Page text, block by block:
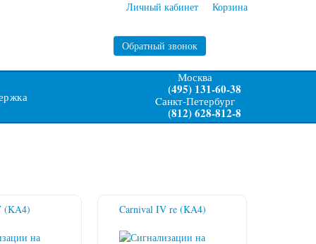
Корзина
Личный кабинет
Обратный звонок
Москва
(495) 131-60-38
Cанкт-Петербург
(812) 628-812-8
(KA4) Carnival IV re (KA4)